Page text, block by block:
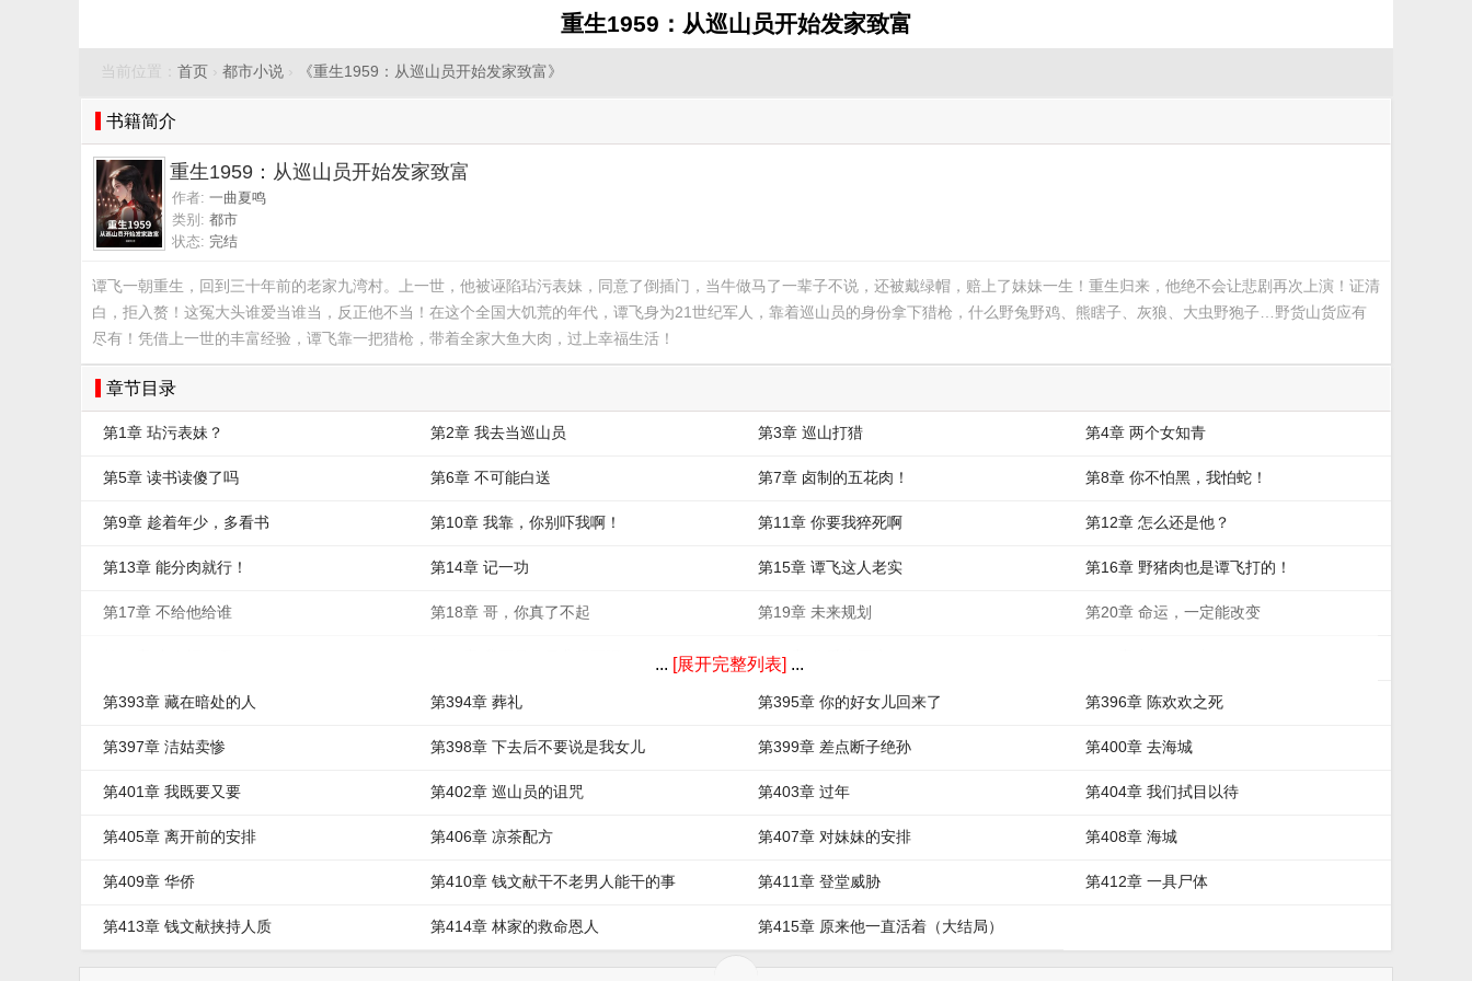
重生1959：从巡山员开始发家致富
当前位置： 首页 › 都市小说 › 《重生1959：从巡山员开始发家致富》
书籍简介
重生1959：从巡山员开始发家致富
作者: 一曲夏鸣
类别: 都市
状态: 完结
谭飞一朝重生，回到三十年前的老家九湾村。上一世，他被诬陷玷污表妹，同意了倒插门，当牛做马了一辈子不说，还被戴绿帽，赔上了妹妹一生！重生归来，他绝不会让悲剧再次上演！证清
白，拒入赘！这冤大头谁爱当谁当，反正他不当！在这个全国大饥荒的年代，谭飞身为21世纪军人，靠着巡山员的身份拿下猎枪，什么野兔野鸡、熊瞎子、灰狼、大虫野狍子…野货山货应有
尽有！凭借上一世的丰富经验，谭飞靠一把猎枪，带着全家大鱼大肉，过上幸福生活！
章节目录
第1章 玷污表妹？ 第2章 我去当巡山员 第3章 巡山打猎 第4章 两个女知青
第5章 读书读傻了吗 第6章 不可能白送 第7章 卤制的五花肉！ 第8章 你不怕黑，我怕蛇！
第9章 趁着年少，多看书 第10章 我靠，你别吓我啊！ 第11章 你要我猝死啊 第12章 怎么还是他？
第13章 能分肉就行！ 第14章 记一功 第15章 谭飞这人老实 第16章 野猪肉也是谭飞打的！
第17章 不给他给谁 第18章 哥，你真了不起 第19章 未来规划 第20章 命运，一定能改变
第23章 你爱滚不滚
... [展开完整列表] ...
第393章 藏在暗处的人 第394章 葬礼 第395章 你的好女儿回来了 第396章 陈欢欢之死
第397章 洁姑卖惨 第398章 下去后不要说是我女儿 第399章 差点断子绝孙 第400章 去海城
第401章 我既要又要 第402章 巡山员的诅咒 第403章 过年 第404章 我们拭目以待
第405章 离开前的安排 第406章 凉茶配方 第407章 对妹妹的安排 第408章 海城
第409章 华侨 第410章 钱文献干不老男人能干的事 第411章 登堂威胁 第412章 一具尸体
第413章 钱文献挟持人质 第414章 林家的救命恩人 第415章 原来他一直活着（大结局）